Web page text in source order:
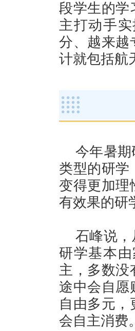
段学生的学
主打动手
分、越来越
计就包括航
今年暑
类型的研学
变得更加理
有效果的研
石峰说
研学基本
主，多数没
途中会自愿
自由多元
会自主消费。